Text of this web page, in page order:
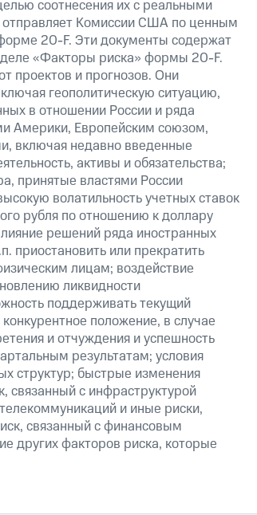
соотнесения их с реальными
Комиссии США по ценным
20-F. Эти документы содержат
«Факторы риска» формы 20-F.
проектов и прогнозов. Они
геополитическую ситуацию,
в отношении России и ряда
Америки, Европейским союзом,
включая недавно введенные
активы и обязательства;
принятые властями России
волатильность учетных ставок
рубля по отношению к доллару
решений ряда иностранных
приостановить или прекратить
лицам; воздействие
ликвидности
поддерживать текущий
положение, в случае
и отчуждения и успешность
результатам; условия
структур; быстрые изменения
связанный с инфраструктурой
и иные риски,
связанный с финансовым
других факторов риска, которые